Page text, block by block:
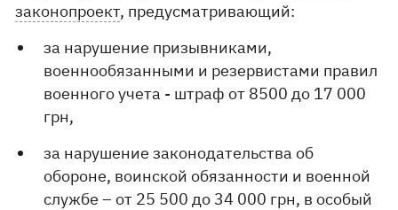
законопроект, предусматривающий:
за нарушение призывниками,
военнообязанными и резервистами правил
военного учета - штраф от 8500 до 17 000
грн,
за нарушение законодательства об
обороне, воинской обязанности и военной
службе – от 25 500 до 34 000 грн, в особый